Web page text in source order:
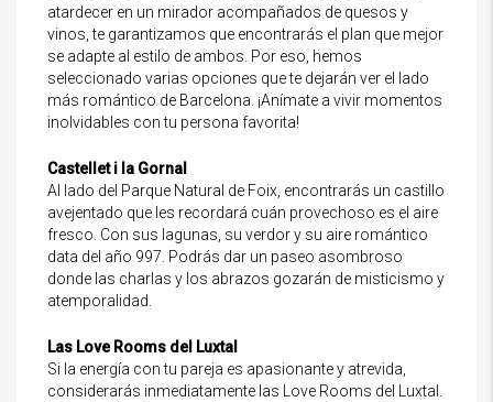
atardecer en un mirador acompañados de quesos y
vinos, te garantizamos que encontrarás el plan que mejor
se adapte al estilo de ambos. Por eso, hemos
seleccionado varias opciones que te dejarán ver el lado
más romántico de Barcelona. ¡Anímate a vivir momentos
inolvidables con tu persona favorita!
Castellet i la Gornal
Al lado del Parque Natural de Foix, encontrarás un castillo
avejentado que les recordará cuán provechoso es el aire
fresco. Con sus lagunas, su verdor y su aire romántico
data del año 997. Podrás dar un paseo asombroso
donde las charlas y los abrazos gozarán de misticismo y
atemporalidad.
Las Love Rooms del Luxtal
Si la energía con tu pareja es apasionante y atrevida,
considerarás inmediatamente las Love Rooms del Luxtal.